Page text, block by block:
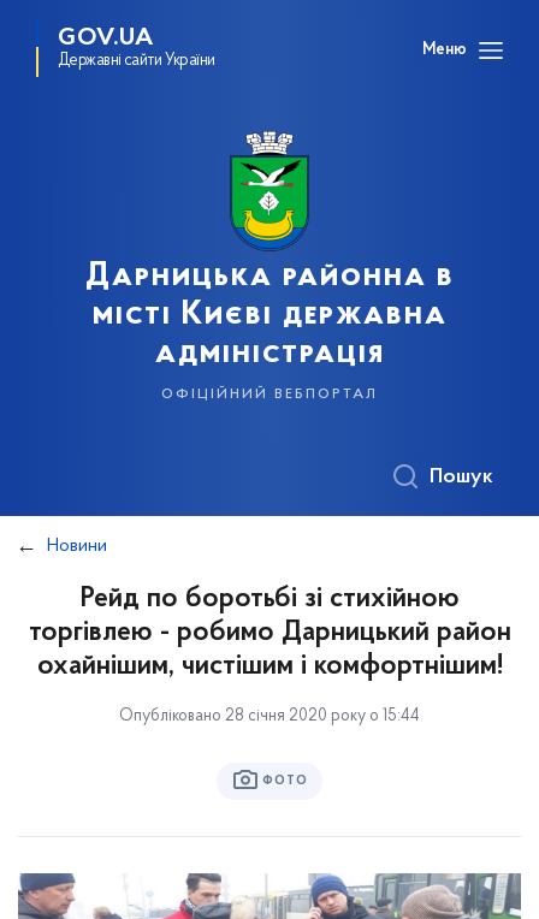
GOV.UA
Державні сайти України
Меню
Дарницька районна в
місті Києві державна
адміністрація
офіційний вебпортал
Пошук
Новини
Рейд по боротьбі зі стихійною
торгівлею - робимо Дарницький район
охайнішим, чистішим і комфортнішим!
Опубліковано 28 січня 2020 року о 15:44
ФОТО